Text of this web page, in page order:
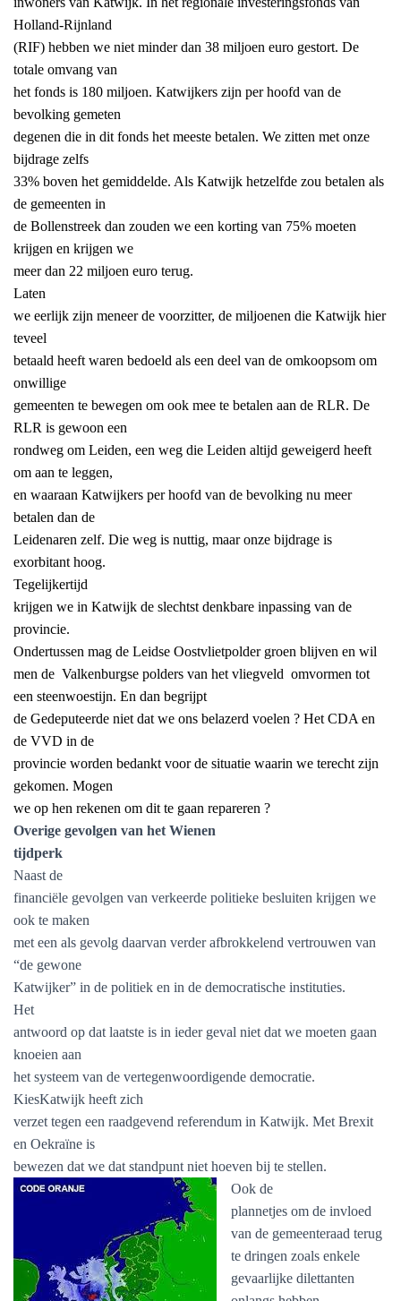
Holland-Rijnland
(RIF) hebben we niet minder dan 38 miljoen euro gestort. De
totale omvang van
het fonds is 180 miljoen. Katwijkers zijn per hoofd van de
bevolking gemeten
degenen die in dit fonds het meeste betalen. We zitten met onze
bijdrage zelfs
33% boven het gemiddelde. Als Katwijk hetzelfde zou betalen als
de gemeenten in
de Bollenstreek dan zouden we een korting van 75% moeten
krijgen en krijgen we
meer dan 22 miljoen euro terug.
Laten
we eerlijk zijn meneer de voorzitter, de miljoenen die Katwijk hier
teveel
betaald heeft waren bedoeld als een deel van de omkoopsom om
onwillige
gemeenten te bewegen om ook mee te betalen aan de RLR. De
RLR is gewoon een
rondweg om Leiden, een weg die Leiden altijd geweigerd heeft
om aan te leggen,
en waaraan Katwijkers per hoofd van de bevolking nu meer
betalen dan de
Leidenaren zelf. Die weg is nuttig, maar onze bijdrage is
exorbitant hoog.
Tegelijkertijd
krijgen we in Katwijk de slechtst denkbare inpassing van de
provincie.
Ondertussen mag de Leidse Oostvlietpolder groen blijven en wil
men de Valkenburgse polders van het vliegveld omvormen tot
een steenwoestijn. En dan begrijpt
de Gedeputeerde niet dat we ons belazerd voelen ? Het CDA en
de VVD in de
provincie worden bedankt voor de situatie waarin we terecht zijn
gekomen. Mogen
we op hen rekenen om dit te gaan repareren ?
Overige gevolgen van het Wienen
tijdperk
Naast de
financiële gevolgen van verkeerde politieke besluiten krijgen we
ook te maken
met een als gevolg daarvan verder afbrokkelend vertrouwen van
“de gewone
Katwijker” in de politiek en in de democratische instituties.
Het
antwoord op dat laatste is in ieder geval niet dat we moeten gaan
knoeien aan
het systeem van de vertegenwoordigende democratie.
KiesKatwijk heeft zich
verzet tegen een raadgevend referendum in Katwijk. Met Brexit
en Oekraïne is
bewezen dat we dat standpunt niet hoeven bij te stellen.
Ook de
plannetjes om de invloed
van de gemeenteraad terug
te dringen zoals enkele
gevaarlijke dilettanten